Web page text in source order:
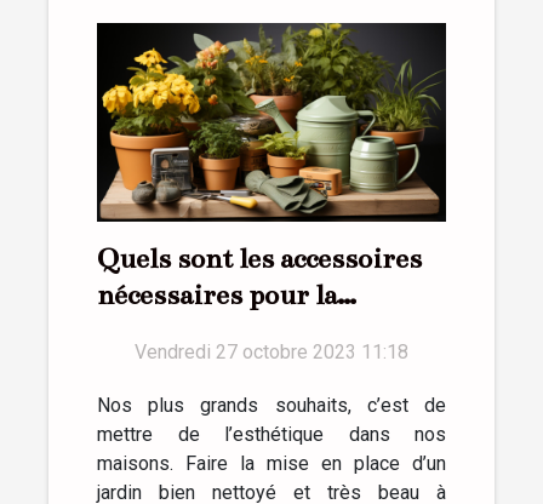
Quels sont les accessoires
nécessaires pour la
Vendredi 27 octobre 2023 11:18
Nos plus grands souhaits, c’est de
mettre de l’esthétique dans nos
maisons. Faire la mise en place d’un
jardin bien nettoyé et très beau à